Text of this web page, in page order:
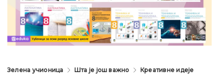
Зелена учионица Шта је још важно Креативне идеје